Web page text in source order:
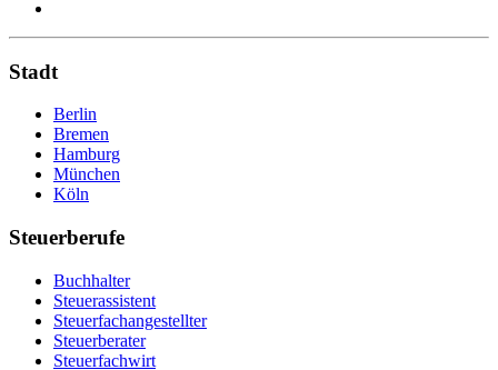
Stadt
Berlin
Bremen
Hamburg
München
Köln
Steuerberufe
Buchhalter
Steuerassistent
Steuerfachangestellter
Steuerberater
Steuerfachwirt